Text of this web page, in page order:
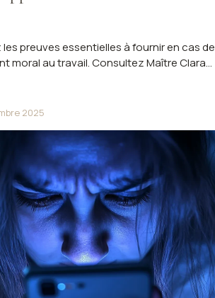
preuves essentielles à fournir en cas de
moral au travail. Consultez Maître Clara
2025